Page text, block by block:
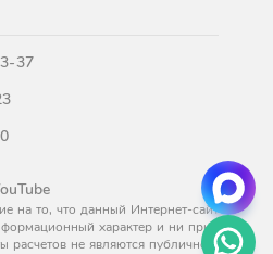
37
на то, что данный Интернет-сайт
характер и ни при
расчетов не являются публичной